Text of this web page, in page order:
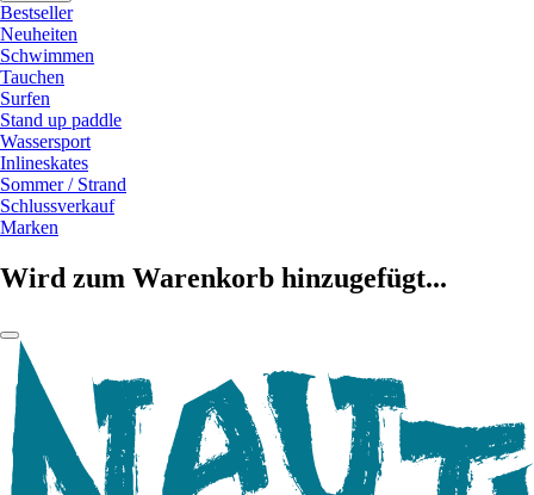
Bestseller
Neuheiten
Schwimmen
Tauchen
Surfen
Stand up paddle
Wassersport
Inlineskates
Sommer / Strand
Schlussverkauf
Marken
Wird zum Warenkorb hinzugefügt...